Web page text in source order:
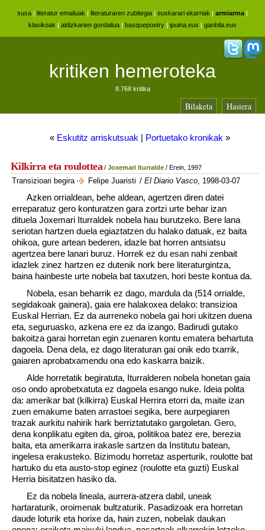
susa | literatur emailuak | literaturaren zubitegia | euskarari ekarriak | armiarma |
klasikoak | aldizkarien gordailua | basquepoetry | ipuina.eus | ganbila.eus
kritiken hemeroteka
8.768 kritika
Bilaketa Hasiera
« Eskutitz arriskutsuak | Portuetako kronikak »
Kilkirra eta roulottea/Joxemari Iturralde / Erein, 1997
Transizioari begira Felipe Juaristi / El Diario Vasco, 1998-03-07
Azken orrialdean, behe aldean, agertzen diren datei
erreparatuz gero konturatzen gara zortzi urte behar izan
dituela Joxemari Iturraldek nobela hau burutzeko. Bere lana
seriotan hartzen duela egiaztatzen du halako datuak, ez baita
ohikoa, gure artean bederen, idazle bat horren antsiatsu
agertzea bere lanari buruz. Horrek ez du esan nahi zenbait
idazlek zinez hartzen ez dutenik nork bere literaturgintza,
baina hainbeste urte nobela bat taxutzen, hori beste kontua da.
Nobela, esan beharrik ez dago, mardula da (514 orrialde,
segidakoak gainera), gaia ere halakoxea delako: transizioa
Euskal Herrian. Ez da aurreneko nobela gai hori ukitzen duena
eta, seguruasko, azkena ere ez da izango. Badirudi gutako
bakoitza garai horretan egin zuenaren kontu ematera behartuta
dagoela. Dena dela, ez dago literaturan gai onik edo txarrik,
gaiaren aprobatxamendu ona edo kaskarra baizik.
Alde horretatik begiratuta, Iturralderen nobela honetan gaia
oso ondo aprobetxatuta ez dagoela esango nuke. Ideia polita
da: amerikar bat (kilkirra) Euskal Herrira etorri da, maite izan
zuen emakume baten arrastoei segika, bere aurpegiaren
trazak aurkitu nahirik hark berriztatutako gargoletan. Gero,
dena konplikatu egiten da, giroa, politikoa batez ere, berezia
baita, eta amerikarra irakasle sartzen da Institutu batean,
ingelesa erakusteko. Bizimodu horretaz asperturik, roulotte bat
hartuko du eta austo-stop eginez (roulotte eta guzti) Euskal
Herria bisitatzen hasiko da.
Ez da nobela lineala, aurrera-atzera dabil, uneak
hartaraturik, oroimenak bultzaturik. Pasadizoak era horretan
daude loturik eta horixe da, hain zuzen, nobelak daukan